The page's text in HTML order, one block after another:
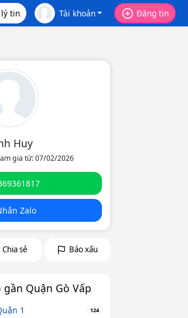
tin Tài khoản Đăng tin
Huy
gia từ: 07/02/2026
Zalo
Chia sẻ Báo xấu
Quận Gò Vấp
1 124